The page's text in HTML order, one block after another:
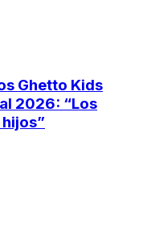
Ghetto Kids
2026: “Los